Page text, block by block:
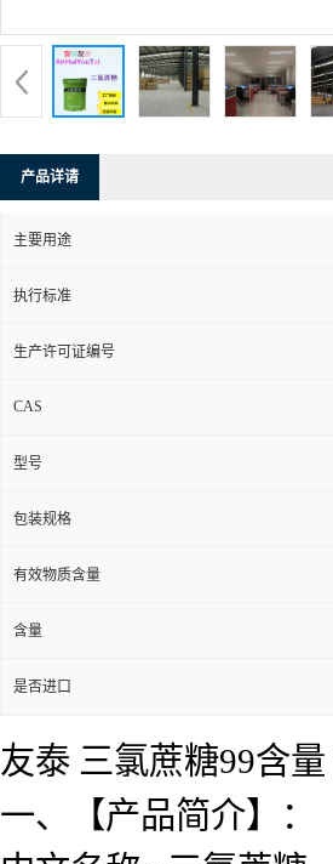
产品详请
主要用途
执行标准
生产许可证编号
CAS
型号
包装规格
有效物质含量
含量
是否进口
友泰 三氯蔗糖99含
一、【产品简介】：